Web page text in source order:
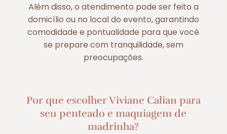
Além disso, o atendimento pode ser feito a
domicílio ou no local do evento, garantindo
comodidade e pontualidade para que você
se prepare com tranquilidade, sem
preocupações.
Por que escolher Viviane Calian para
seu penteado e maquiagem de
madrinha?